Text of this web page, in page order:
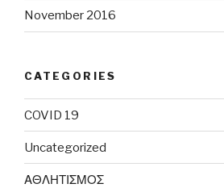
November 2016
CATEGORIES
COVID 19
Uncategorized
ΑΘΛΗΤΙΣΜΟΣ